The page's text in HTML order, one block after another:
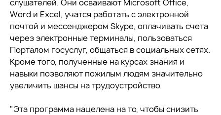
слушателей. Они осваивают Microsoft Office,
Word и Excel, учатся работать с электронной
почтой и мессенджером Skype, оплачивать счета
через электронные терминалы, пользоваться
Порталом госуслуг, общаться в социальных сетях.
Кроме того, полученные на курсах знания и
навыки позволяют пожилым людям значительно
увеличить шансы на трудоустройство.
"Эта программа нацелена на то, чтобы снизить